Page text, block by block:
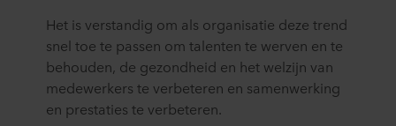
Het is verstandig om als organisatie deze trend
snel toe te passen om talenten te werven en te
behouden, de gezondheid en het welzijn van
medewerkers te verbeteren en samenwerking
en prestaties te verbeteren.